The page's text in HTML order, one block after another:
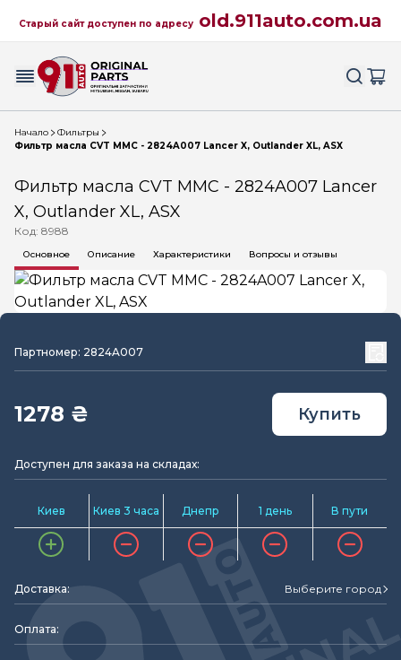
Старый сайт доступен по адресу old.911auto.com.ua
Начало
Фильтры
Фильтр масла CVT MMC - 2824A007 Lancer X, Outlander XL, ASX
Фильтр масла CVT MMC - 2824A007 Lancer
X, Outlander XL, ASX
Код: 8988
Основное Описание Характеристики Вопросы и отзывы
Партномер: 2824A007
1278 ₴ Купить
Доступен для заказа на складах:
Киев Киев 3 часа Днепр 1 день В пути
Доставка: Выберите город
Оплата: